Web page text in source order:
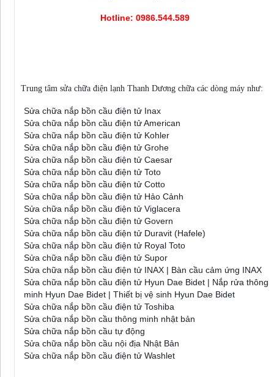
Hotline: 0986.544.589
Trung tâm sửa chữa điện lạnh Thanh Dương chữa các dòng máy như:
Sửa chữa nắp bồn cầu điện tử Inax
Sửa chữa nắp bồn cầu điện tử American
Sửa chữa nắp bồn cầu điện tử Kohler
Sửa chữa nắp bồn cầu điện tử Grohe
Sửa chữa nắp bồn cầu điện tử Caesar
Sửa chữa nắp bồn cầu điện tử Toto
Sửa chữa nắp bồn cầu điện tử Cotto
Sửa chữa nắp bồn cầu điện tử Hảo Cảnh
Sửa chữa nắp bồn cầu điện tử Viglacera
Sửa chữa nắp bồn cầu điện tử Govern
Sửa chữa nắp bồn cầu điện tử Duravit (Hafele)
Sửa chữa nắp bồn cầu điện tử Royal Toto
Sửa chữa nắp bồn cầu điện tử Supor
Sửa chữa nắp bồn cầu điện tử INAX | Bàn cầu cảm ứng INAX
Sửa chữa nắp bồn cầu điện tử Hyun Dae Bidet | Nắp rửa thông
minh Hyun Dae Bidet | Thiết bị vệ sinh Hyun Dae Bidet
Sửa chữa nắp bồn cầu điện tử Toshiba
Sửa chữa nắp bồn cầu thông minh nhật bản
Sửa chữa nắp bồn cầu tự động
Sửa chữa nắp bồn cầu nội địa Nhật Bản
Sửa chữa nắp bồn cầu điện tử Washlet